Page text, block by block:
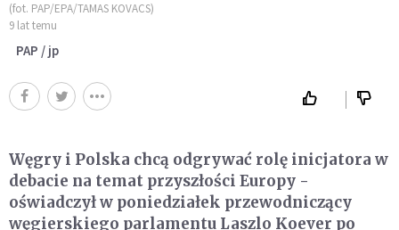
(fot. PAP/EPA/TAMAS KOVACS)
9 lat temu
PAP / jp
Węgry i Polska chcą odgrywać rolę inicjatora w
debacie na temat przyszłości Europy -
oświadczył w poniedziałek przewodniczący
węgierskiego parlamentu Laszlo Koever po